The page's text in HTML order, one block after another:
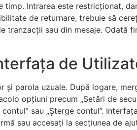
Intrarea este restricționat,
de returnare, trebuie să
tranzacții sau din mesaje. Odată
de
parola uzuale. După logare,
opțiuni precum „Setări de
sau „Șterge contul”.
sau accesați la secțiunea de